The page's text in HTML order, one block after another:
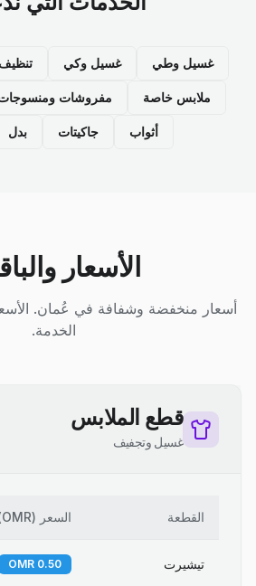
غسيل وطي غسيل وكي
ملابس خاصة مفروشات ومنسوجات
أثواب جاكيتات بدل
الأسعار
أسعار منخفضة وشفافة في عُمان.
الخدمة.
قطع الملابس
غسيل وتجفيف
القطعة السعر (
OMR
تيشيرت 0.50 OMR